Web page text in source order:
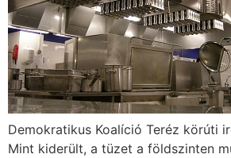
Demokratikus Koalíció Teréz körúti
Mint kiderült, a tüzet a földszinten